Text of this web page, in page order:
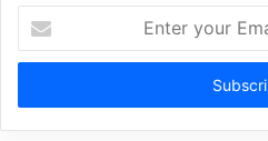
your
Email